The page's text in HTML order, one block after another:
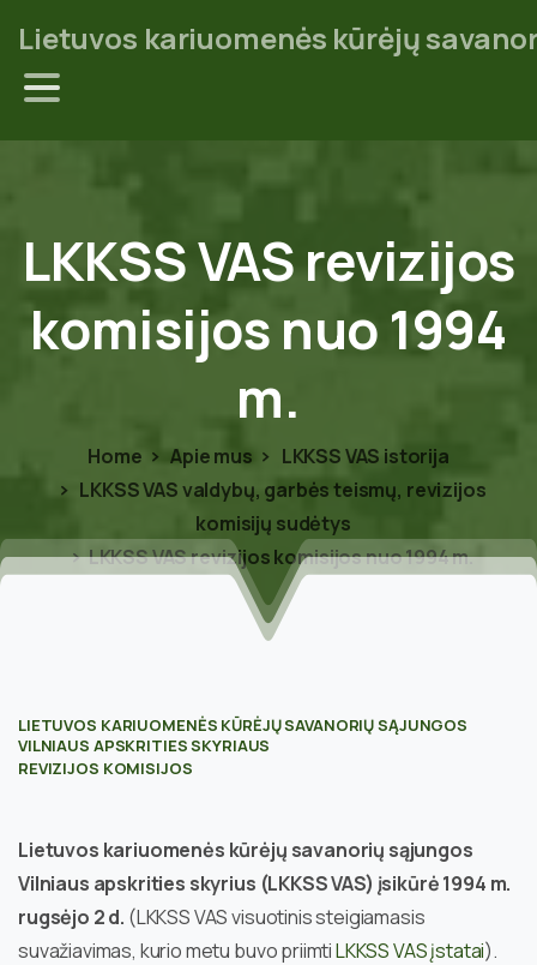
Lietuvos kariuomenės kūrėjų
LKKSSVASrevizijos
komisijos nuo 1994
m.
Home Apie mus
LKKSS VAS istorija
LKKSS VAS valdybų, garbės teismų, revizijos
komisijų sudėtys
LKKSS VAS revizijos komisijos nuo 1994 m.
LIETUVOS KARIUOMENĖS KŪRĖJŲ SAVANORIŲ SĄJUNGOS
VILNIAUS APSKRITIES SKYRIAUS
REVIZIJOS KOMISIJOS
Lietuvos kariuomenės kūrėjų savanorių sąjungos
Vilniaus apskrities skyrius (LKKSS VAS) įsikūrė1994 m.
rugsėjo 2 d. (LKKSS VAS visuotinis steigiamasis
suvažiavimas, kurio metu buvo priimtiLKKSS VAS įstatai).